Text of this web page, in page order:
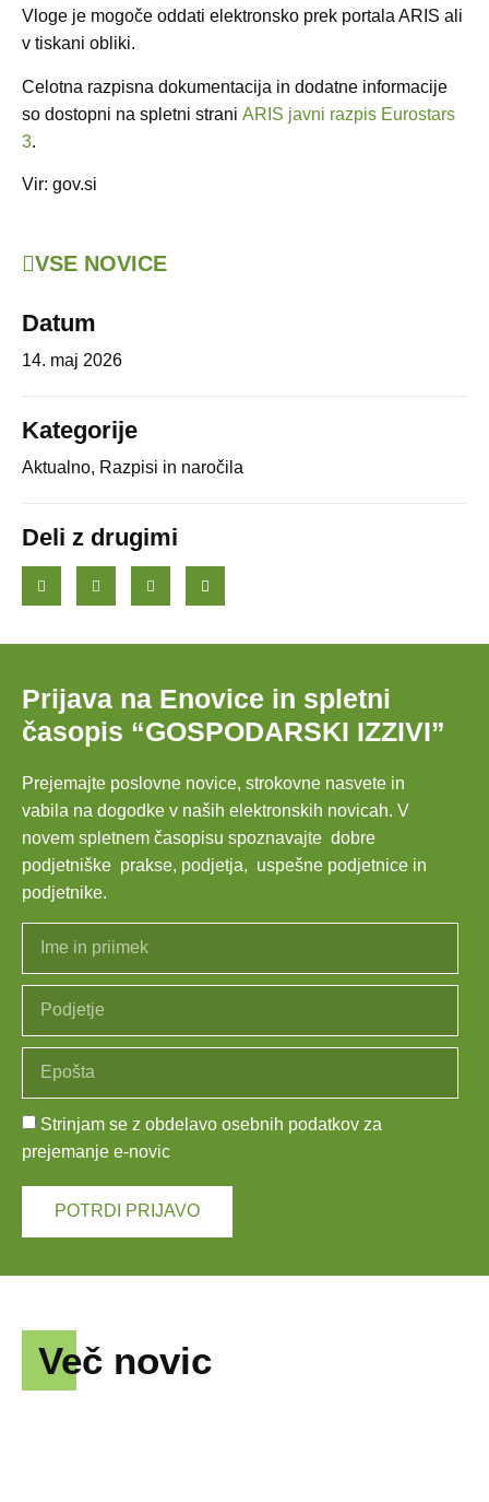
VSE NOVICE
Datum
14. maj 2026
Kategorije
Aktualno, Razpisi in naročila
Deli z drugimi
Vloge je mogoče oddati elektronsko prek portala ARIS ali
v tiskani obliki.
Celotna razpisna dokumentacija in dodatne informacije
so dostopni na spletni strani ARIS javni razpis Eurostars
3.
Vir: gov.si
Prijava na Enovice in spletni
časopis “GOSPODARSKI IZZIVI”
Prejemajte poslovne novice, strokovne nasvete in
vabila na dogodke v naših elektronskih novicah. V
novem spletnem časopisu spoznavajte dobre
podjetniške prakse, podjetja, uspešne podjetnice in
podjetnike.
Strinjam se z obdelavo osebnih podatkov za
prejemanje e-novic
POTRDI PRIJAVO
Več novic